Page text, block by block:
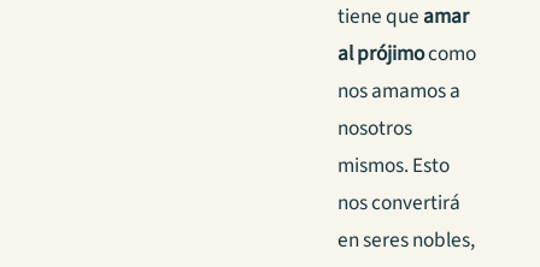
tiene que amar
al prójimocomo
nos amamos a
nosotros
mismos. Esto
nos convertirá
en seres nobles,